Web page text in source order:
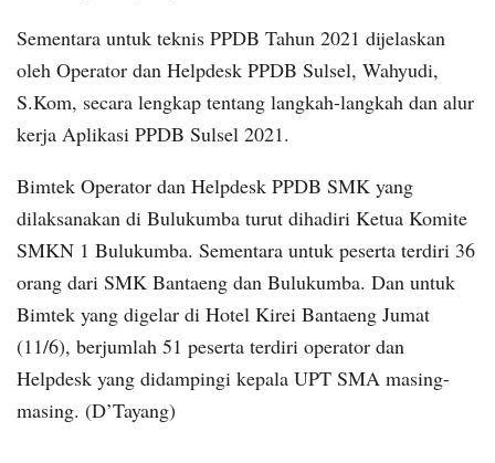
Sementara untuk teknis PPDB Tahun 2021 dijelaskan
oleh Operator dan Helpdesk PPDB Sulsel, Wahyudi,
S.Kom, secara lengkap tentang langkah-langkah dan alur
kerja Aplikasi PPDB Sulsel 2021.
Bimtek Operator dan Helpdesk PPDB SMK yang
dilaksanakan di Bulukumba turut dihadiri Ketua Komite
SMKN 1 Bulukumba. Sementara untuk peserta terdiri 36
orang dari SMK Bantaeng dan Bulukumba. Dan untuk
Bimtek yang digelar di Hotel Kirei Bantaeng Jumat
(11/6), berjumlah 51 peserta terdiri operator dan
Helpdesk yang didampingi kepala UPT SMA masing-
masing. (D’Tayang)